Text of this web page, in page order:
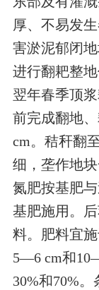
厚、不易发
害淤泥郁闭
进行翻耙整
翌年春季顶
前完成翻地
cm。秸秆翻
细，垄作地
氮肥按基肥
基肥施用。
料。肥料宜
5—6 cm和
30%和70%